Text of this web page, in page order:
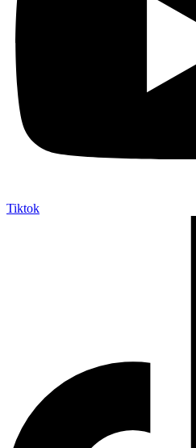
Tiktok